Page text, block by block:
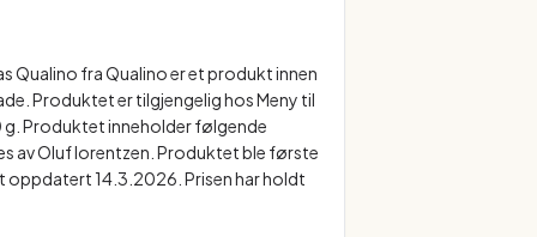
Qualino fra Qualino er et produkt innen
Produktet er tilgjengelig hos Meny til
g. Produktet inneholder følgende
av Oluf lorentzen. Produktet ble første
oppdatert 14.3.2026. Prisen har holdt